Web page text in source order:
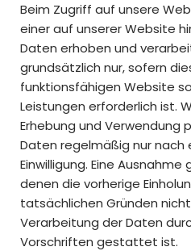
Beim Zugriff auf unsere
einer auf unserer Website
Daten erhoben und
grundsätzlich nur, sofern
funktionsfähigen Website
Leistungen erforderlich ist.
Erhebung und Verwendung
Daten regelmäßig nur
Einwilligung. Eine Ausnahme
denen die vorherige
tatsächlichen Gründen
Verarbeitung der Daten
Vorschriften gestattet ist.